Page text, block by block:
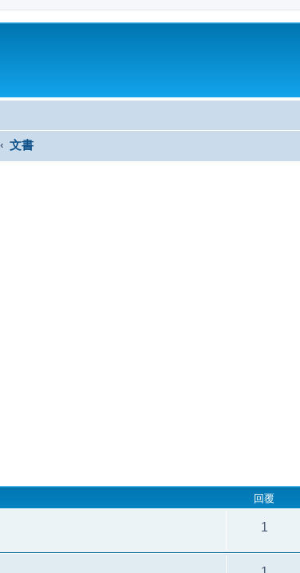
文書
回覆
1